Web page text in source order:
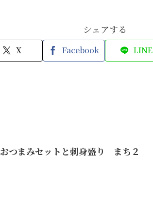
シェアする
X Facebook LINE
おつまみセットと刺身盛り まち２